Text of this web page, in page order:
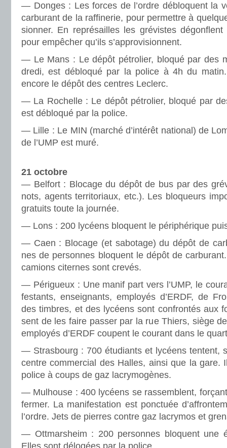
— Donges : Les forces de l’ordre déblo­quent la
car­bu­rant de la raf­fi­ne­rie, pour per­met­tre à
sion­ner. En repré­sailles les gré­vis­tes
pour empê­cher qu’ils s’appro­vi­sion­nent.
— Le Mans : Le dépôt pétro­lier, bloqué par des
dredi, est déblo­qué par la police à 4h du
encore le dépôt des cen­tres Leclerc.
— La Rochelle : Le dépôt pétro­lier, bloqué par
est déblo­qué par la police.
— Lille : Le MIN (marché d’intérêt national) de
de l’UMP est muré.
21 octobre
— Belfort : Blocage du dépôt de bus par des
nots, agents ter­ri­to­riaux, etc.). Les blo­queurs
gra­tuits toute la jour­née.
— Lons : 200 lycéens blo­quent le péri­phé­ri­que
— Caen : Blocage (et sabo­tage) du dépôt de
nes de per­son­nes blo­quent le dépôt de
camions citer­nes sont crevés.
— Périgueux : Une manif part vers l’UMP, le
fes­tants, ensei­gnants, employés d’ERDF, de
des tim­bres, et des lycéens sont confron­tés aux
sent de les faire passer par la rue Thiers, siège
employés d’ERDF cou­pent le cou­rant dans le
— Strasbourg : 700 étudiants et lycéens ten­tent,
centre com­mer­cial des Halles, ainsi que la gare.
police à coups de gaz lacry­mo­gè­nes.
— Mulhouse : 400 lycéens se ras­sem­blent,
fermer. La mani­fes­ta­tion est ponc­tuée
l’ordre. Jets de pier­res contre gaz lacry­mos et
— Ottmarsheim : 200 per­son­nes blo­quent une
Elles sont délo­gées par la police.